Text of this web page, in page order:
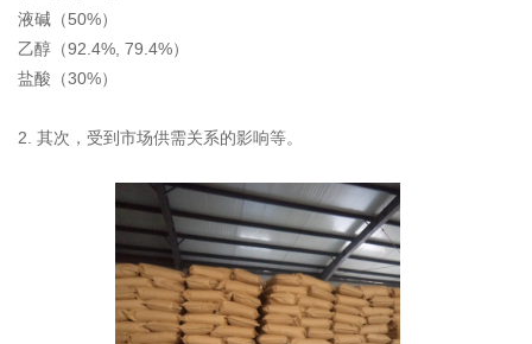
液碱（50%）
乙醇（92.4%, 79.4%）
盐酸（30%）
2. 其次，受到市场供需关系的影响等。